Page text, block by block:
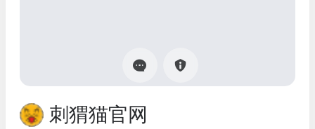
刺猬猫官网